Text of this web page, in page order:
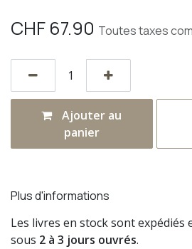
CHF 67.90 Toutes taxes
Ajouter au
panier
Plus d'informations
Les livres en stock sont expédiés
sous 2 à 3 jours ouvrés.